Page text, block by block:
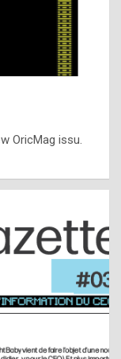
OricMag issu.